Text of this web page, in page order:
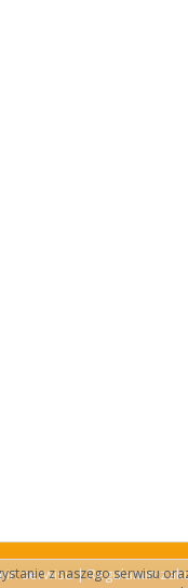
serwisu|Regulamin
z naszego serwisu